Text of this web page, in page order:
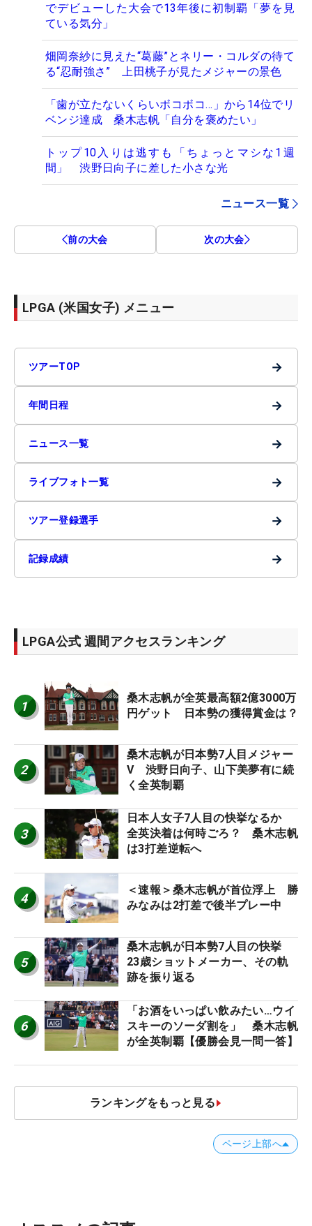
でデビューした大会で13年後に初制覇「夢を見
ている気分」
畑岡奈紗に見えた“葛藤”とネリー・コルダの待て
る“忍耐強さ” 上田桃子が見たメジャーの景色
「歯が立たないくらいボコボコ…」から14位でリ
ベンジ達成 桑木志帆「自分を褒めたい」
トップ10入りは逃すも「ちょっとマシな1週
間」 渋野日向子に差した小さな光
ニュース一覧
前の大会 次の大会
LPGA (米国女子) メニュー
ツアーTOP →
年間日程 →
ニュース一覧 →
ライブフォト一覧 →
ツアー登録選手 →
記録成績 →
LPGA公式 週間アクセスランキング
1
桑木志帆が全英最高額2億3000万
円ゲット 日本勢の獲得賞金は？
2
桑木志帆が日本勢7人目メジャー
V 渋野日向子、山下美夢有に続
く全英制覇
3
日本人女子7人目の快挙なるか
全英決着は何時ごろ？ 桑木志帆
は3打差逆転へ
4
＜速報＞桑木志帆が首位浮上 勝
みなみは2打差で後半プレー中
5
桑木志帆が日本勢7人目の快挙
23歳ショットメーカー、その軌
跡を振り返る
6
「お酒をいっぱい飲みたい…ウイ
スキーのソーダ割を」 桑木志帆
が全英制覇【優勝会見一問一答】
ランキングをもっと見る
ページ上部へ